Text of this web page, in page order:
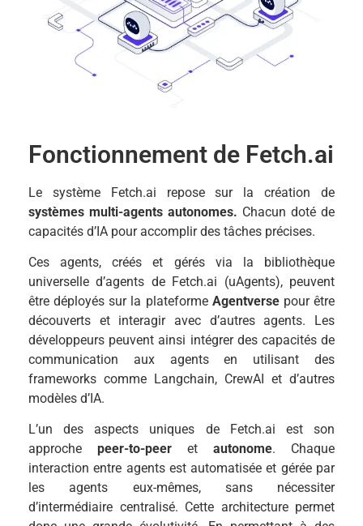
Fonctionnement de Fetch.ai
Le système Fetch.ai repose sur la création de
systèmes multi-agents autonomes. Chacun doté de
capacités d’IA pour accomplir des tâches précises.
Ces agents, créés et gérés via la bibliothèque
universelle d’agents de Fetch.ai (uAgents), peuvent
être déployés sur la plateforme Agentversepour être
découverts et interagir avec d’autres agents. Les
développeurs peuvent ainsi intégrer des capacités de
communication aux agents en utilisant des
frameworks comme Langchain, CrewAI et d’autres
modèles d’IA.
L’un des aspects uniques de Fetch.ai est son
approche peer-to-peer et autonome. Chaque
interaction entre agents est automatisée et gérée par
les agents eux-mêmes, sans nécessiter
d’intermédiaire centralisé. Cette architecture permet